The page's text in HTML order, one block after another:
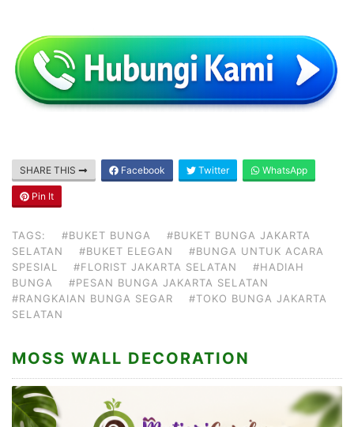
SHARE THIS Facebook Twitter WhatsApp
Pin It
TAGS: #BUKET BUNGA
#BUKET BUNGA JAKARTA
SELATAN
#BUKET ELEGAN
#BUNGA UNTUK ACARA
SPESIAL
#FLORIST JAKARTA SELATAN
#HADIAH
BUNGA
#PESAN BUNGA JAKARTA SELATAN
#RANGKAIAN BUNGA SEGAR
#TOKO BUNGA JAKARTA
SELATAN
MOSS WALL DECORATION